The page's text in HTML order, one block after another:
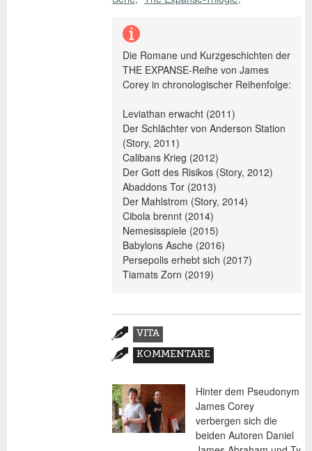
Die Romane und Kurzgeschichten der
THE EXPANSE-Reihe von James
Corey in chronologischer Reihenfolge:
Leviathan erwacht (2011)
Der Schlächter von Anderson Station
(Story, 2011)
Calibans Krieg (2012)
Der Gott des Risikos (Story, 2012)
Abaddons Tor (2013)
Der Mahlstrom (Story, 2014)
Cibola brennt (2014)
Nemesisspiele (2015)
Babylons Asche (2016)
Persepolis erhebt sich (2017)
Tiamats Zorn (2019)
Zusatzmaterial
VITA
(AKTIVER
REITER)
KOMMENTARE
Hinter dem Pseudonym
James Corey
verbergen sich die
beiden Autoren Daniel